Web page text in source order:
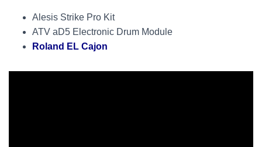
Alesis Strike Pro Kit
ATV aD5 Electronic Drum Module
Roland EL Cajon